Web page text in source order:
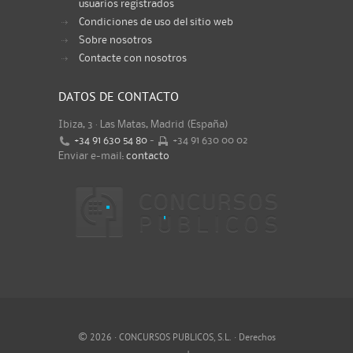
usuarios registrados
Condiciones de uso del sitio web
Sobre nosotros
Contacte con nosotros
DATOS DE CONTACTO
Ibiza, 3 · Las Matas, Madrid (España)
+34 91 630 54 80 -
+34 91 630 00 02
Enviar e-mail: contacto
© 2026 · CONCURSOS PUBLICOS, S.L. · Derechos